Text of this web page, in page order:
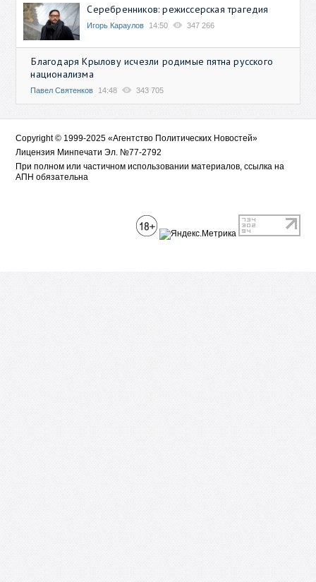
Серебренников: режиссерская трагедия
Игорь Караулов 14:50 347 266
Благодаря Крылову исчезли родимые пятна русского
национализма
Павел Святенков 14:48 343 705
Copyright © 1999-2025 «Агентство Политических Новостей»
Лицензия Минпечати Эл. №77-2792
При полном или частичном использовании материалов, ссылка на
АПН обязательна